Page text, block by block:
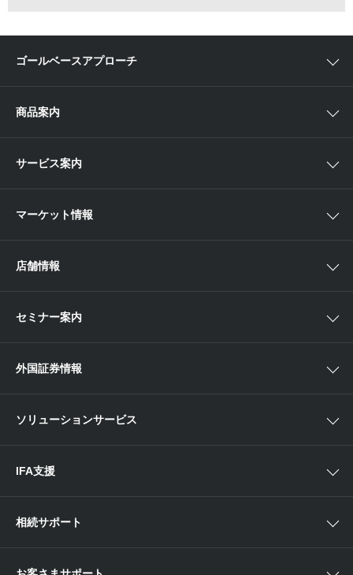
ゴールベースアプローチ
αポート
商品案内
欧米株
ETF・ETN・REIT
ラップサービス
新商品情報
サービス案内
取引ツール
各種お手続き
便利なサービス
当社サービスのご利用にあたって
マーケット情報
店舗情報
近畿
セミナー案内
外国証券情報
ソリューションサービス
IFA支援
相続サポート